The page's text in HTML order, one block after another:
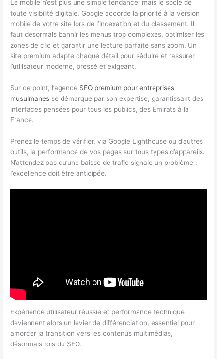
Le mobile n’est plus une simple tendance, mais le socle de
toute visibilité digitale. Google accorde la priorité à la version
mobile de votre site lors de l’indexation et du classement. Il
faut désormais bannir les menus trop complexes, optimiser les
zones de clic et garantir une lecture parfaite sans zoom. Un
site premium adapte chaque détail pour séduire et rassurer
l’utilisateur moderne, pressé et exigeant.
Sur ce point, l’agence SEO premium pour entreprises
musulmanes se démarque par son expertise, garantissant des
interfaces pensées pour tous les publics, des Émirats à la
France.
Prenez le temps de vérifier, via Google Lighthouse ou d’autres
outils, la performance de vos pages sur tous types d’appareils.
N’attendez pas qu’une baisse de trafic signale un problème :
l’excellence doit être anticipée.
Expérience utilisateur réussie et performance technique
deviennent alors un levier de différenciation, essentiel pour
amorcer la transition vers les contenus multimédias,
désormais rois du SEO.